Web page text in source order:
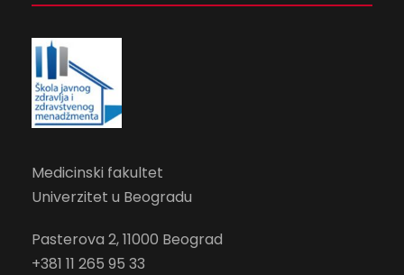
Medicinski fakultet
Univerzitet u Beogradu
Pasterova 2, 11000 Beograd
+381 11 265 95 33